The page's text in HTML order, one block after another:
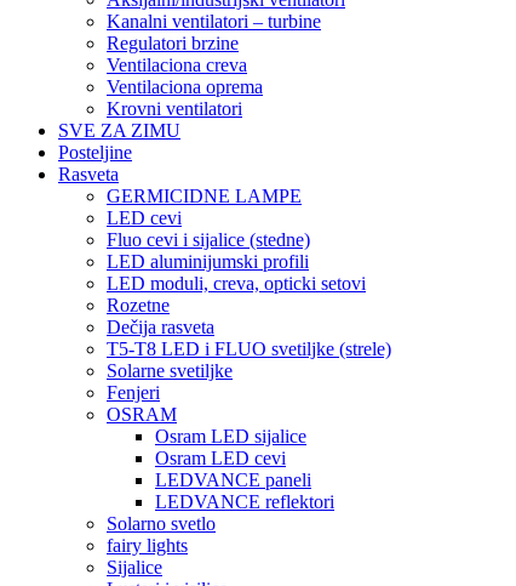
Kanalni ventilatori – turbine
Regulatori brzine
Ventilaciona creva
Ventilaciona oprema
Krovni ventilatori
SVE ZA ZIMU
Posteljine
Rasveta
GERMICIDNE LAMPE
LED cevi
Fluo cevi i sijalice (stedne)
LED aluminijumski profili
LED moduli, creva, opticki setovi
Rozetne
Dečija rasveta
T5-T8 LED i FLUO svetiljke (strele)
Solarne svetiljke
Fenjeri
OSRAM
Osram LED sijalice
Osram LED cevi
LEDVANCE paneli
LEDVANCE reflektori
Solarno svetlo
fairy lights
Sijalice